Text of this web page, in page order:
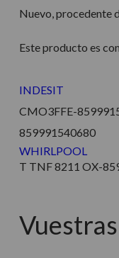
Nuevo, procedente
Este producto es
INDESIT
CMO3FFE-
859991540680
WHIRLPOOL
T TNF 8211 OX-
Vuestras